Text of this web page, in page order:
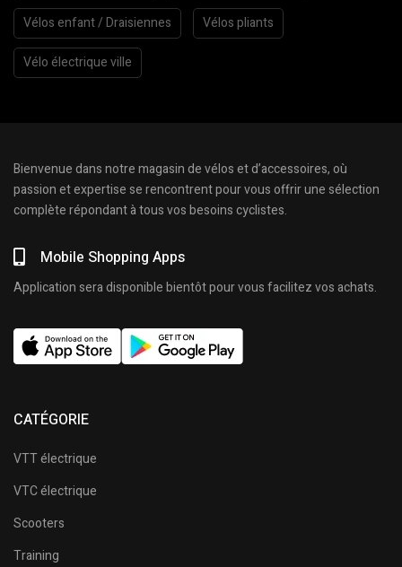
Vélos enfant / Draisiennes Vélos pliants
Vélo électrique ville
Bienvenue dans notre magasin de vélos et d’accessoires, où
passion et expertise se rencontrent pour vous offrir une sélection
complète répondant à tous vos besoins cyclistes.
Mobile Shopping Apps
Application sera disponible bientôt pour vous facilitez vos achats.
CATÉGORIE
VTT électrique
VTC électrique
Scooters
Training